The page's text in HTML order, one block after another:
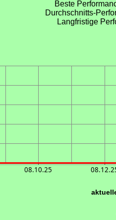
Beste
Durchschnitts-
Langfristige
08.10.25